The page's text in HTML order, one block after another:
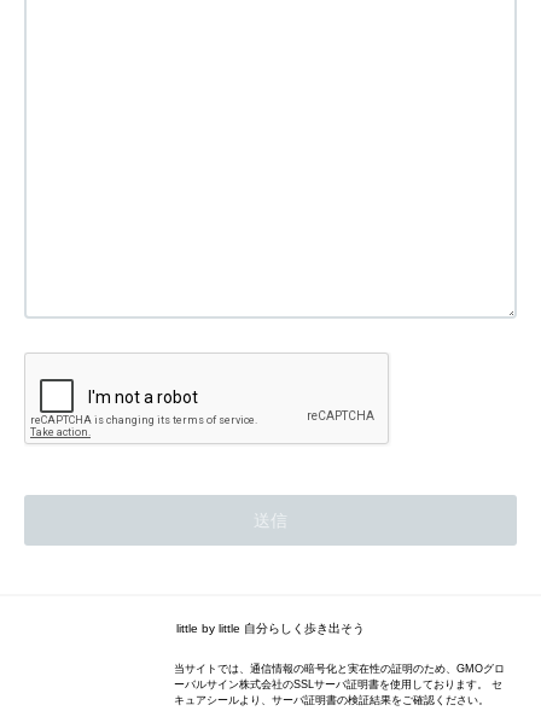
little by little 自分らしく歩き出そう
当サイトでは、通信情報の暗号化と実在性の証明のため、GMOグロ
ーバルサイン株式会社のSSLサーバ証明書を使用しております。 セ
キュアシールより、サーバ証明書の検証結果をご確認ください。